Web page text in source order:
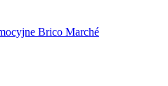
Brico Marché